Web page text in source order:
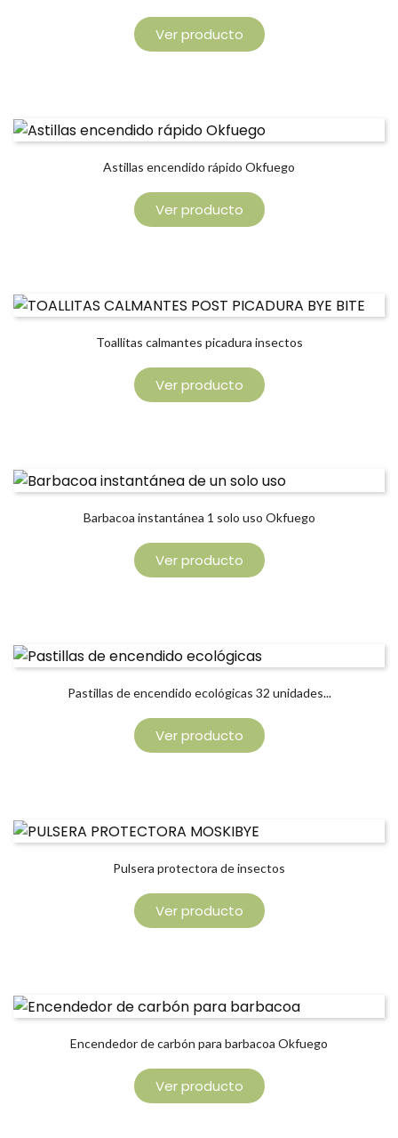
Ver producto
Astillas encendido rápido Okfuego
Ver producto
Toallitas calmantes picadura insectos
Ver producto
Barbacoa instantánea 1 solo uso Okfuego
Ver producto
Pastillas de encendido ecológicas 32 unidades...
Ver producto
Pulsera protectora de insectos
Ver producto
Encendedor de carbón para barbacoa Okfuego
Ver producto